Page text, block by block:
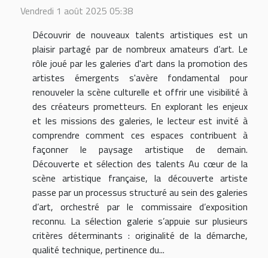
Vendredi 1 août 2025 05:38
Découvrir de nouveaux talents artistiques est un
plaisir partagé par de nombreux amateurs d’art. Le
rôle joué par les galeries d'art dans la promotion des
artistes émergents s'avère fondamental pour
renouveler la scène culturelle et offrir une visibilité à
des créateurs prometteurs. En explorant les enjeux
et les missions des galeries, le lecteur est invité à
comprendre comment ces espaces contribuent à
façonner le paysage artistique de demain.
Découverte et sélection des talents Au cœur de la
scène artistique française, la découverte artiste
passe par un processus structuré au sein des galeries
d’art, orchestré par le commissaire d’exposition
reconnu. La sélection galerie s’appuie sur plusieurs
critères déterminants : originalité de la démarche,
qualité technique, pertinence du...